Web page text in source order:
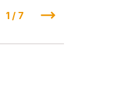
1 / 7